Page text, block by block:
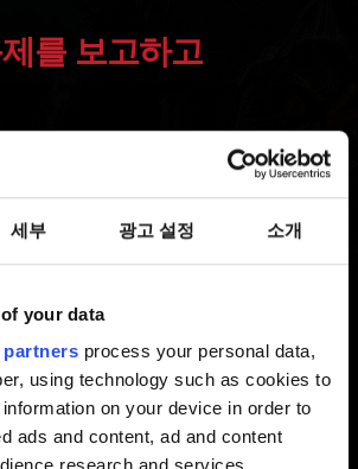
세부 광고 설정 소개
your data
partners process your personal data,
using technology such as cookies to
on your device in order to
ads and content, ad and content
개월 전
니다. 절전 모드로 들어가지 마세요.
이블을 뽑습니다.
다.
시 전원 케이블을 꽂고 본체의 전원을